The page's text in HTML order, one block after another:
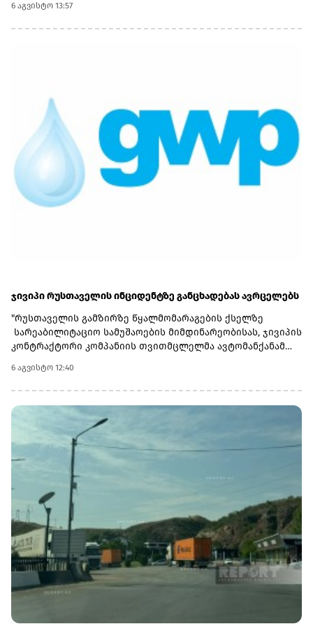
მიწოდებული.შესაბამისად 3 -ჯერ 2 000 ლარის ჯარიმა
გემოეწერა და ჯამში 6 000 აქვს გადასახდელი.მისოს
არის წარმოდგენილი. საპროცენტო შემოსავალი (2 237 830
ლარი) ძირითადად აქვს ლომბარდიდან (1 365 790 ლარი)
6 აგვისტო 13:57
ჯივიპი რუსთაველის ინციდენტზე განცხადებას ავრცელებს
"რუსთაველის გამზირზე წყალმომარაგების ქსელზე
სარეაბილიტაციო სამუშაოების მიმდინარეობისას, ჯივიპის
კონტრაქტორი კომპანიის თვითმცლელმა ავტომანქანამ
ჩამოშლა და ტექნიკის მოცურება გამოიწვია. მძღოლის
მიერ სატრანსპორტო საშუალების დამოუკიდებლად
გამოყვანის მცდელობისას ტრანშიის კიდე დამატებით
დაზიანდა და ავტომანქანა გადაბრუნდა.კომპანიის
ინფორმაციით, ადგილზე დაფიქსირდა ავტოსაგზაო
მოძრაობის წესებისა და სახელშეკრულებო პირობების
დარღვევა - თვითმცლელში იმყოფებოდა მცირეწლოვანი
ბავშვი.ინციდენტის შედეგად არავინ დაშავებულა.
ობიექტზე სამუშაო პროცესი შეუფერხებლად, ჩვეულ
რეჟიმში გრძელდება.ჯორჯიან უოთერ ენდ ფაუერი
ხაზგასმით აღნიშნავს, რომ გამოვლინდა შრომის
უსაფრთხოების ნორმებისა და სახელშეკრულებო
პირობების უხეში დარღვევა - თვითმცლელში
იმყოფებოდა მცირეწლოვანი ბავშვი.ჯივიპის შესაბამისი
სამსახურები ადგილზე იკვლევენ ფაქტს დეტალურად
დაზუსტების მიზნით. მოკვლევის დასრულებისთანავე,
კომპანია კონტრაქტორი ორგანიზაციის მიმართ გაატარებს
6 აგვისტო 12:40